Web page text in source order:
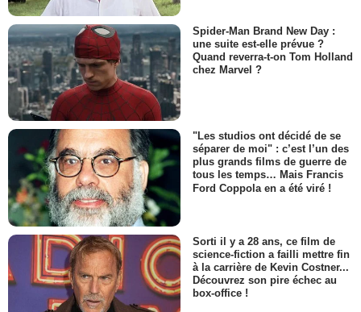
Spider-Man Brand New Day :
une suite est-elle prévue ?
Quand reverra-t-on Tom Holland
chez Marvel ?
"Les studios ont décidé de se
séparer de moi" : c’est l’un des
plus grands films de guerre de
tous les temps… Mais Francis
Ford Coppola en a été viré !
Sorti il y a 28 ans, ce film de
science-fiction a failli mettre fin
à la carrière de Kevin Costner...
Découvrez son pire échec au
box-office !